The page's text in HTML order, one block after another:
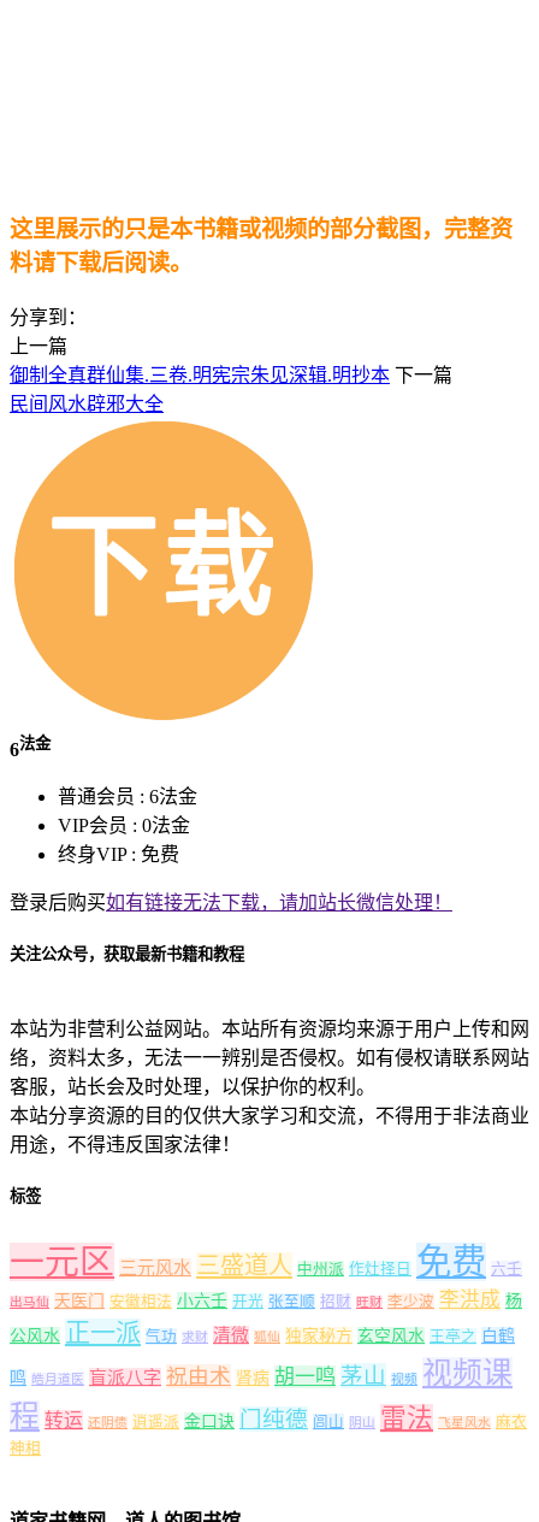
这里展示的只是本书籍或视频的部分截图，完整资
料请下载后阅读。
分享到：
上一篇
御制全真群仙集.三卷.明宪宗朱见深辑.明抄本 下一篇
民间风水辟邪大全
6法金
普通会员 : 6法金
VIP会员 : 0法金
终身VIP : 免费
登录后购买如有链接无法下载，请加站长微信处理！
关注公众号，获取最新书籍和教程
本站为非营利公益网站。本站所有资源均来源于用户上传和网
络，资料太多，无法一一辨别是否侵权。如有侵权请联系网站
客服，站长会及时处理，以保护你的权利。
本站分享资源的目的仅供大家学习和交流，不得用于非法商业
用途，不得违反国家法律！
标签
一元区 三元风水 三盛道人 中州派 作灶择日 免费 六壬
出马仙 天医门 安徽相法 小六壬 开光 张至顺 招财 旺财 李少波 李洪成 杨
公风水 正一派 气功 求财 清微 狐仙 独家秘方 玄空风水 王亭之 白鹤
鸣 皓月道医 盲派八字 祝由术 肾病 胡一鸣 茅山 视频 视频课
程 转运 还阴债 逍遥派 金口诀 门纯德 闾山 阴山 雷法 飞星风水 麻衣
神相